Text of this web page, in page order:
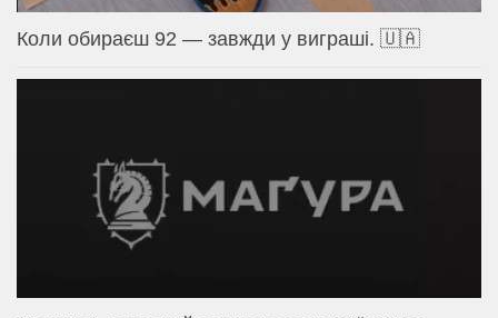
Коли обираєш 92 — завжди у виграші. 🇺🇦